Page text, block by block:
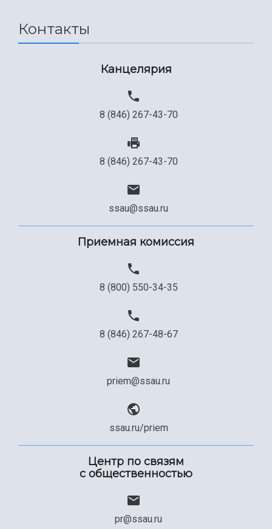
Контакты
Канцелярия
8 (846) 267-43-70
8 (846) 267-43-70
ssau@ssau.ru
Приемная комиссия
8 (800) 550-34-35
8 (846) 267-48-67
priem@ssau.ru
ssau.ru/priem
Центр по связям
с общественностью
pr@ssau.ru